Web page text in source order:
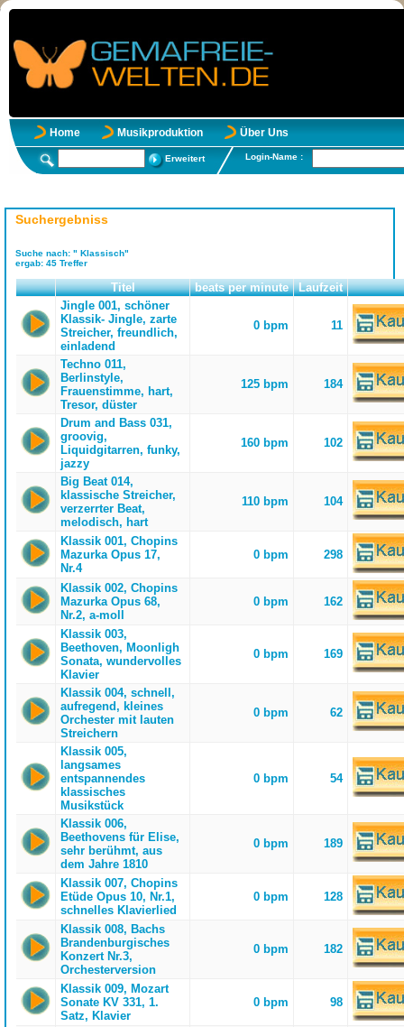
Home Musikproduktion Über Uns
Erweitert Login-Name :
Suchergebniss
Suche nach: " Klassisch"
ergab: 45 Treffer
Titel beats per minute
Laufzeit
Jingle 001, schöner
Klassik- Jingle, zarte
Streicher, freundlich,
einladend
0 bpm 11
Techno 011,
Berlinstyle,
Frauenstimme, hart,
Tresor, düster
125 bpm 184
Drum and Bass 031,
groovig,
Liquidgitarren, funky,
jazzy
160 bpm 102
Big Beat 014,
klassische Streicher,
verzerrter Beat,
melodisch, hart
110 bpm 104
Klassik 001, Chopins
Mazurka Opus 17,
Nr.4
0 bpm 298
Klassik 002, Chopins
Mazurka Opus 68,
Nr.2, a-moll
0 bpm 162
Klassik 003,
Beethoven, Moonligh
Sonata, wundervolles
Klavier
0 bpm 169
Klassik 004, schnell,
aufregend, kleines
Orchester mit lauten
Streichern
0 bpm 62
Klassik 005,
langsames
entspannendes
klassisches
Musikstück
0 bpm 54
Klassik 006,
Beethovens für Elise,
sehr berühmt, aus
dem Jahre 1810
0 bpm 189
Klassik 007, Chopins
Etüde Opus 10, Nr.1,
schnelles Klavierlied
0 bpm 128
Klassik 008, Bachs
Brandenburgisches
Konzert Nr.3,
Orchesterversion
0 bpm 182
Klassik 009, Mozart
Sonate KV 331, 1.
Satz, Klavier
0 bpm 98